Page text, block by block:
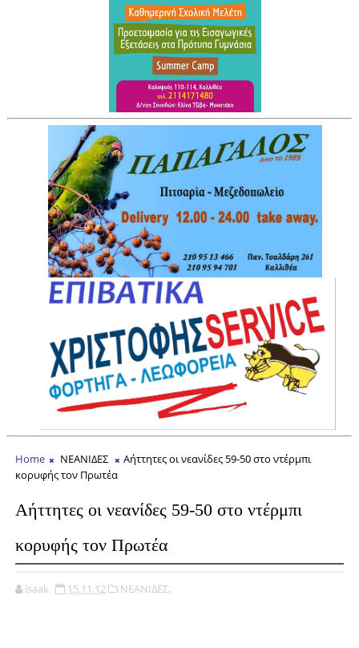
Home ΝΕΑΝΙΔΕΣ
Αήττητες οι νεανίδες 59-50 στο ντέρμπι
κορυφής τον Πρωτέα
Αήττητες οι νεανίδες 59-50 στο ντέρμπι
κορυφής τον Πρωτέα
isaak 15.11.12 ΝΕΑΝΙΔΕΣ,